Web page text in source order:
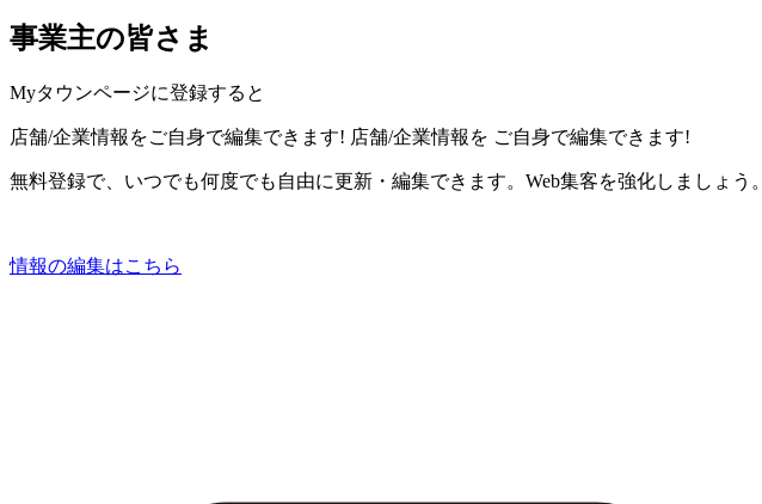
事業主の皆さま
Myタウンページに登録すると
店舗/企業情報をご自身で編集できます! 店舗/企業情報を ご自身で編集できます!
無料登録で、いつでも何度でも自由に更新・編集できます。Web集客を強化しましょう。
情報の編集はこちら